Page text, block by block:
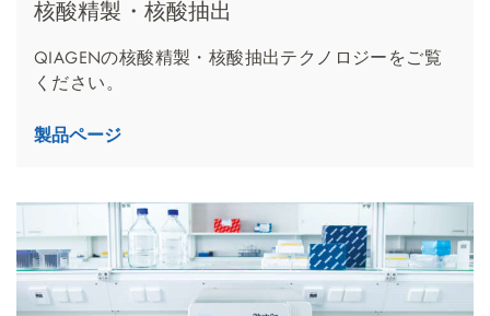
核酸精製・核酸抽出
QIAGENの核酸精製・核酸抽出テクノロジーをご覧
ください。
製品ページ